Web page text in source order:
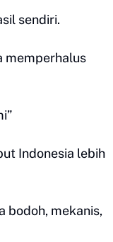
sendiri.
memperhalus
Indonesia lebih
bodoh, mekanis,